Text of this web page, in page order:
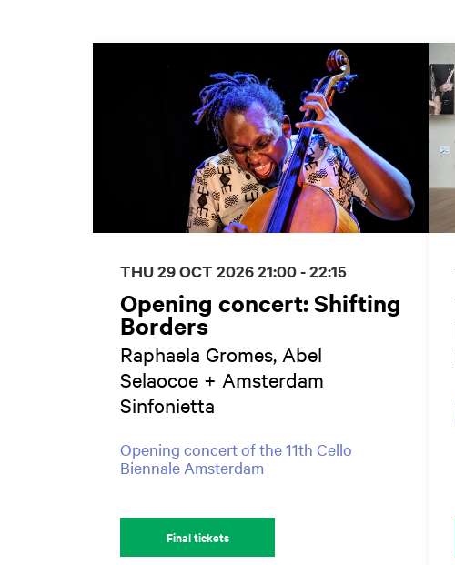
Opening concert: Shifting
Borders
Raphaela Gromes, Abel
Selaocoe + Amsterdam
Sinfonietta
Opening concert of the 11th Cello
Biennale Amsterdam
THU 29 OCT 202621:00 - 22:15
Final tickets